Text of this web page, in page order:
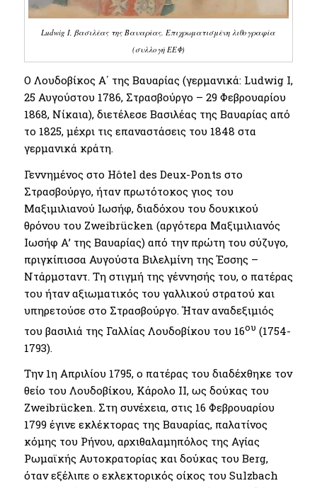
Ludwig I, βασιλέας της Βαυαρίας. Επιχρωματισμένη λιθογραφία
(συλλογή ΕΕΦ)
Ο Λουδοβίκος Α΄ της Βαυαρίας (γερμανικά: Ludwig I,
25 Αυγούστου 1786, Στρασβούργο – 29 Φεβρουαρίου
1868, Νίκαια), διετέλεσε Βασιλέας της Βαυαρίας από
το 1825, μέχρι τις επαναστάσεις του 1848 στα
γερμανικά κράτη.
Γεννημένος στο Hôtel des Deux-Ponts στο
Στρασβούργο, ήταν πρωτότοκος γιος του
Μαξιμιλιανού Ιωσήφ, διαδόχου του δουκικού
θρόνου του Zweibrücken (αργότερα Μαξιμιλιανός
Ιωσήφ Α’ της Βαυαρίας) από την πρώτη του σύζυγο,
πριγκίπισσα Αυγούστα Βιλελμίνη της Έσσης –
Ντάρμσταντ. Τη στιγμή της γέννησής του, ο πατέρας
του ήταν αξιωματικός του γαλλικού στρατού και
υπηρετούσε στο Στρασβούργο. Ήταν αναδεξιμιός
του βασιλιά της Γαλλίας Λουδοβίκου του 16ου (1754-
1793).
Την 1η Απριλίου 1795, ο πατέρας του διαδέχθηκε τον
θείο του Λουδοβίκου, Κάρολο II, ως δούκας του
Zweibrücken. Στη συνέχεια, στις 16 Φεβρουαρίου
1799 έγινε εκλέκτορας της Βαυαρίας, παλατίνος
κόμης του Ρήνου, αρχιθαλαμηπόλος της Αγίας
Ρωμαϊκής Αυτοκρατορίας και δούκας του Berg,
όταν εξέλιπε ο εκλεκτορικός οίκος του Sulzbach